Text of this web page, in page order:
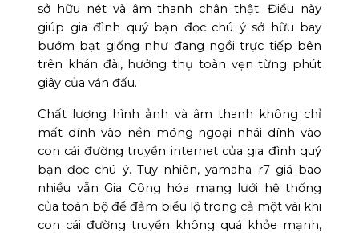
sở hữu nét và âm thanh chân thật. Điều này
giúp gia đình quý bạn đọc chú ý sở hữu bay
bướm bạt giống như đang ngồi trực tiếp bên
trên khán đài, hưởng thụ toàn vẹn từng phút
giây của ván đấu.
Chất lượng hình ảnh và âm thanh không chỉ
mất dính vào nền móng ngoại nhái dính vào
con cái đường truyền internet của gia đình quý
bạn đọc chú ý. Tuy nhiên, yamaha r7 giá bao
nhiều vẫn Gia Công hóa mạng lưới hệ thống
của toàn bộ để đảm biểu lộ trong cả một vài khi
con cái đường truyền không quá khỏe mạnh,